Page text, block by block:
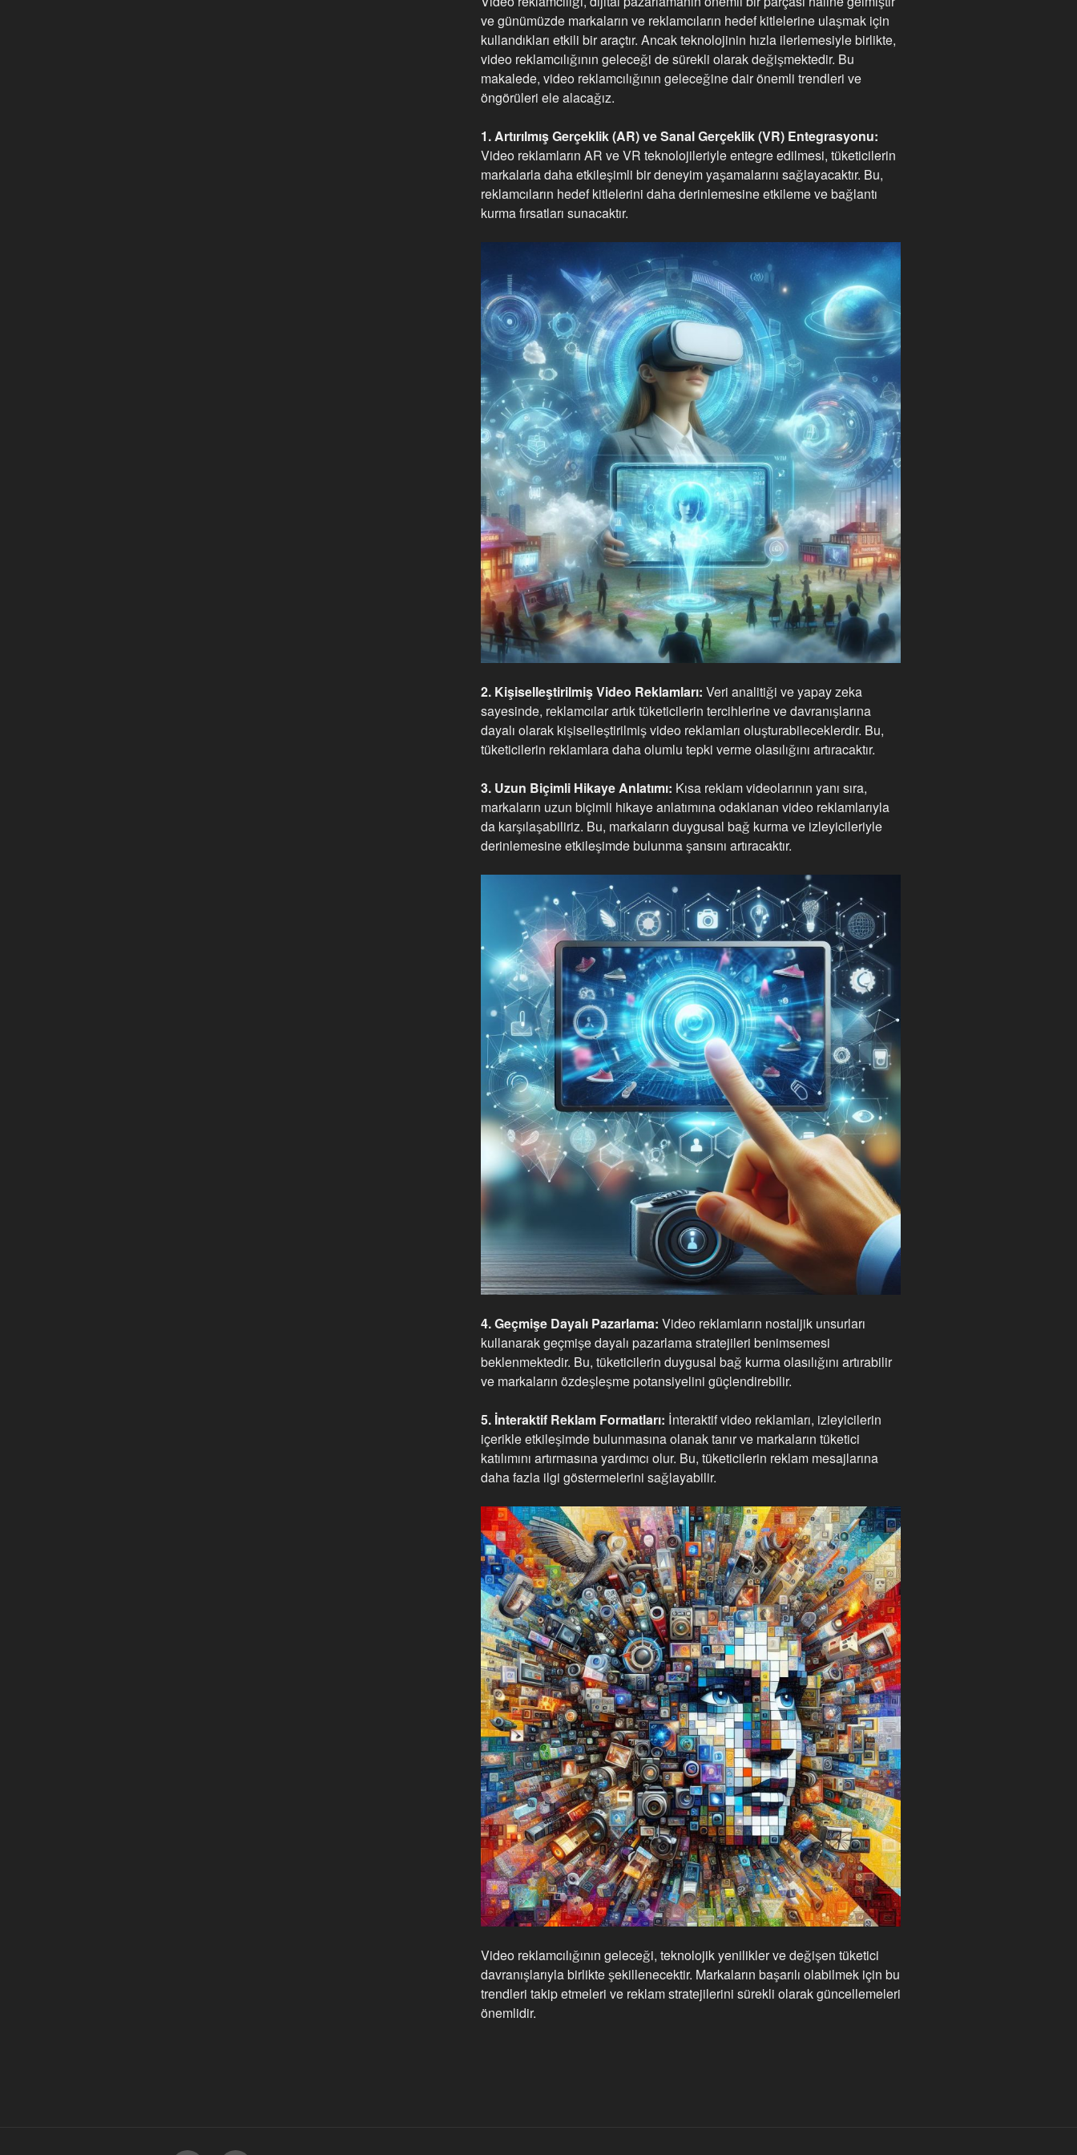
ve günümüzde markaların ve reklamcıların hedef kitlelerine ulaşmak için
kullandıkları etkili bir araçtır. Ancak teknolojinin hızla ilerlemesiyle birlikte,
video reklamcılığının geleceği de sürekli olarak değişmektedir. Bu
makalede, video reklamcılığının geleceğine dair önemli trendleri ve
öngörüleri ele alacağız.
1. Artırılmış Gerçeklik (AR) ve Sanal Gerçeklik (VR) Entegrasyonu:
Video reklamların AR ve VR teknolojileriyle entegre edilmesi, tüketicilerin
markalarla daha etkileşimli bir deneyim yaşamalarını sağlayacaktır. Bu,
reklamcıların hedef kitlelerini daha derinlemesine etkileme ve bağlantı
kurma fırsatları sunacaktır.
2. Kişiselleştirilmiş Video Reklamları: Veri analitiği ve yapay zeka
sayesinde, reklamcılar artık tüketicilerin tercihlerine ve davranışlarına
dayalı olarak kişiselleştirilmiş video reklamları oluşturabileceklerdir. Bu,
tüketicilerin reklamlara daha olumlu tepki verme olasılığını artıracaktır.
3. Uzun Biçimli Hikaye Anlatımı: Kısa reklam videolarının yanı sıra,
markaların uzun biçimli hikaye anlatımına odaklanan video reklamlarıyla
da karşılaşabiliriz. Bu, markaların duygusal bağ kurma ve izleyicileriyle
derinlemesine etkileşimde bulunma şansını artıracaktır.
4. Geçmişe Dayalı Pazarlama: Video reklamların nostaljik unsurları
kullanarak geçmişe dayalı pazarlama stratejileri benimsemesi
beklenmektedir. Bu, tüketicilerin duygusal bağ kurma olasılığını artırabilir
ve markaların özdeşleşme potansiyelini güçlendirebilir.
5. İnteraktif Reklam Formatları: İnteraktif video reklamları, izleyicilerin
içerikle etkileşimde bulunmasına olanak tanır ve markaların tüketici
katılımını artırmasına yardımcı olur. Bu, tüketicilerin reklam mesajlarına
daha fazla ilgi göstermelerini sağlayabilir.
Video reklamcılığının geleceği, teknolojik yenilikler ve değişen tüketici
davranışlarıyla birlikte şekillenecektir. Markaların başarılı olabilmek için bu
trendleri takip etmeleri ve reklam stratejilerini sürekli olarak güncellemeleri
önemlidir.